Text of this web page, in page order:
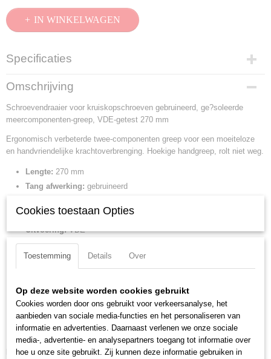
IN WINKELWAGEN
Specificaties
Productcode
98 25 03
EAN code
4003773031284
Productcode leverancier
98 25 03
0,17 Kg
Bruto gewicht
Afmetingen (l,b,h)
Omschrijving
Schroevendraaier voor kruiskopschroeven gebruineerd, ge?soleerde
meercomponenten-greep, VDE-getest 270 mm
Ergonomisch verbeterde twee-componenten greep voor een moeiteloze
en handvriendelijke krachtoverbrenging. Hoekige handgreep, rolt niet weg.
Lengte: 270 mm
Tang afwerking: gebruineerd
getest
Uitvoering:VDE
Lemmet:8 mm
Kling lengte:
150 mm
Lengte van de niet ge?soleerde punt:18 mm
Grootte:PZ3
DIN:DIN EN 60900
IEC:IEC 60900
Downloads:
Cookies toestaan Opties
Toestemming Details Over
Op deze website worden cookies gebruikt
Cookies worden door ons gebruikt voor verkeersanalyse, het
aanbieden van sociale media-functies en het personaliseren van
informatie en advertenties. Daarnaast verlenen we onze sociale
media-, advertentie- en analysepartners toegang tot informatie over
hoe u onze site gebruikt. Zij kunnen deze informatie gebruiken in